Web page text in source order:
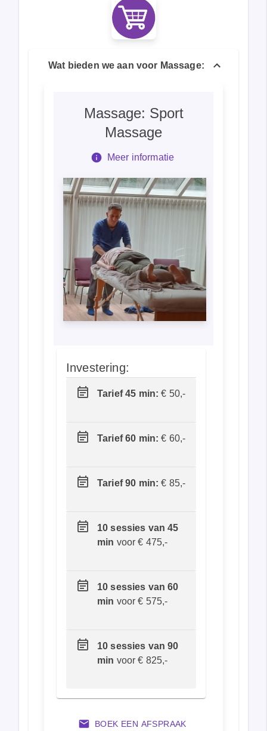
Wat bieden we aan voor Massage:
Massage: Sport
Massage
Meer informatie
Investering:
Tarief 45 min: € 50,-
Tarief 60 min: € 60,-
Tarief 90 min: € 85,-
10 sessies van 45
min voor € 475,-
10 sessies van 60
min voor € 575,-
10 sessies van 90
min voor € 825,-
BOEK EEN AFSPRAAK